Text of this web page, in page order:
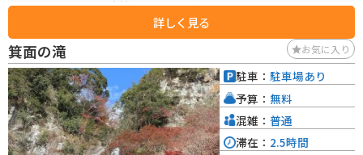
葉と、四季それぞれの自然美とスリルを満喫できるアクティビティです。
詳しく見る
箕面の滝 お気に入り
駐車： 駐車場あり
予算： 無料
混雑： 普通
滞在： 2.5時間